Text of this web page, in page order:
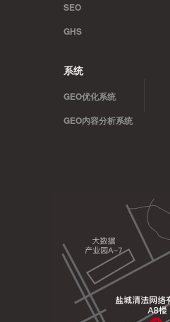
SEO
GHS
系统
GEO优化系统
GEO内容分析系统